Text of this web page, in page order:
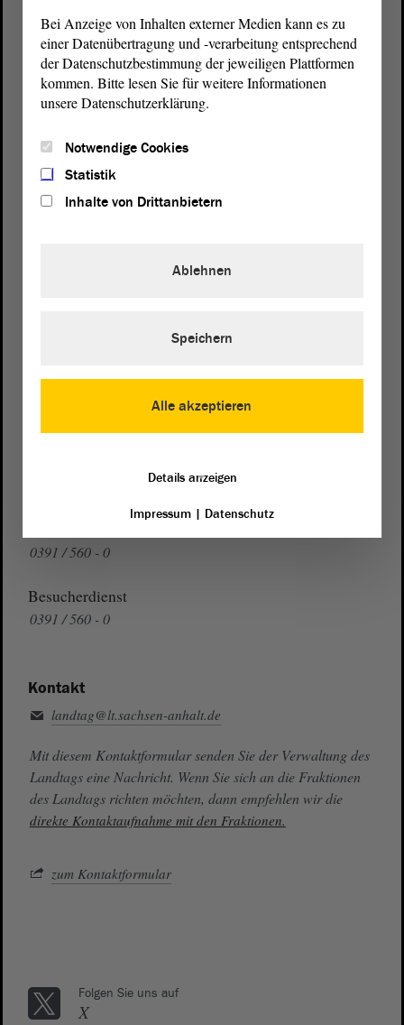
von Sachsen-Anhalt
Telefon und Fax
0391 / 560 - 1123
0391 / 560 - 0
Besucherdienst
0391 / 560 - 0
Kontakt
landtag@lt.sachsen-anhalt.de
Mit diesem Kontaktformular senden Sie der Verwaltung des
Landtags eine Nachricht. Wenn Sie sich an die Fraktionen
des Landtags richten möchten, dann empfehlen wir die
direkte Kontaktaufnahme mit den Fraktionen.
zum Kontaktformular
Folgen Sie uns auf
X
Bei Anzeige von Inhalten externer Medien kann es zu
einer Datenübertragung und -verarbeitung entsprechend
der Datenschutzbestimmung der jeweiligen Plattformen
kommen. Bitte lesen Sie für weitere Informationen
unsere Datenschutzerklärung.
Notwendige Cookies
Statistik
Inhalte von Drittanbietern
Alle akzeptieren
Ablehnen
Speichern
Details anzeigen
Impressum| Datenschutz